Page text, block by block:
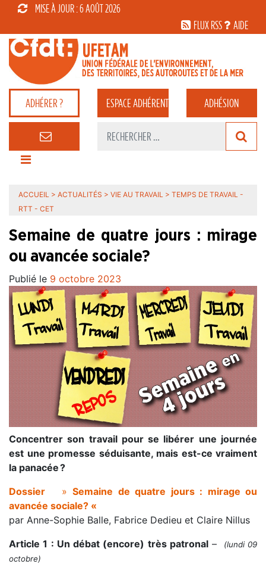
MISE À JOUR : 6 AOÛT 2026
FLUX RSS
AIDE
ADHÉRER ? ESPACEADHÉRENT ADHÉSION
ACCUEIL > ACTUALITÉS > VIE AU TRAVAIL > TEMPS DE TRAVAIL -
RTT - CET
Semaine de quatre jours : mirage
ou avancée sociale?
Publié le 9 octobre 2023
Concentrer son travail pour se libérer une journée
est une promesse séduisante, mais est-ce vraiment
la panacée ?
Dossier
» Semaine de quatre jours : mirage ou
avancée sociale? «
par Anne-Sophie Balle, Fabrice Dedieu et Claire Nillus
Article 1 : Un débat (encore) très patronal–
(lundi 09
octobre)